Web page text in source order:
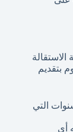
بتقديم
التي
أي